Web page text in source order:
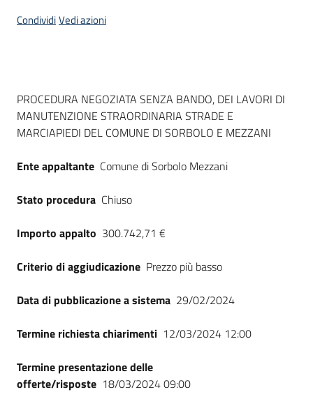
su
CondividiVedi azioni
Dati del bando
PROCEDURA NEGOZIATA SENZA BANDO, DEI LAVORI DI
MANUTENZIONE STRAORDINARIA STRADE E
MARCIAPIEDI DEL COMUNE DI SORBOLO E MEZZANI
Ente appaltante Comune di Sorbolo Mezzani
Stato procedura Chiuso
Importo appalto 300.742,71 €
Criterio di aggiudicazione Prezzo più basso
Data di pubblicazione a sistema 29/02/2024
Termine richiesta chiarimenti 12/03/2024 12:00
Termine presentazione delle
offerte/risposte 18/03/2024 09:00